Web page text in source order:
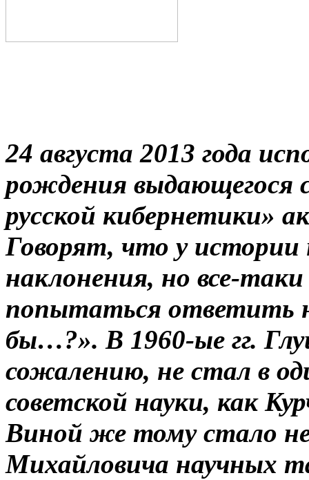
24 августа 2013 года
рождения выдающегося
русской кибернетики»
Говорят, что у истории
наклонения, но все-
попытаться ответить
бы…?». В 1960-ые гг.
сожалению, не стал в
советской науки, как
Виной же тому стало
Михайловича научных